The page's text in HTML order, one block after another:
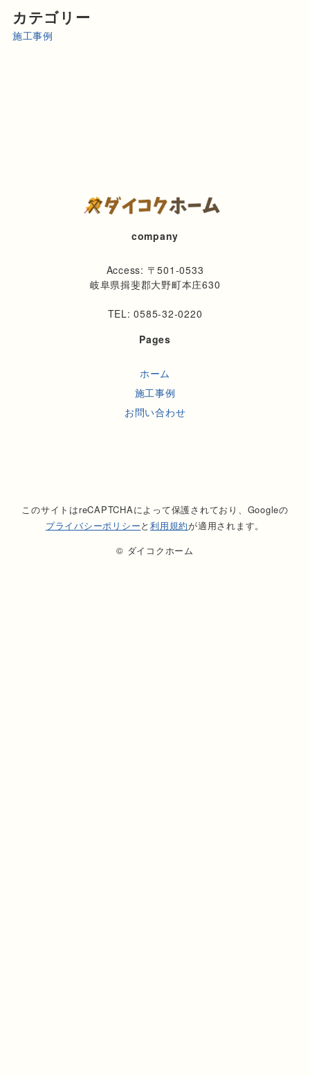
カテゴリー
施工事例
company
Access: 〒501-0533
岐阜県揖斐郡大野町本庄630
TEL: 0585-32-0220
Pages
ホーム
施工事例
お問い合わせ
このサイトはreCAPTCHAによって保護されており、Googleの
プライバシーポリシーと利用規約が適用されます。
© ダイコクホーム